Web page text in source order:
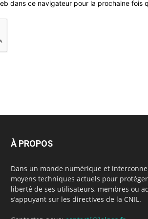
dans ce navigateur pour la prochaine fois
À PROPOS
Dans un monde numérique et
moyens techniques actuels pour
liberté de ses utilisateurs, membres ou
s’appuyant sur les directives de la CNIL.